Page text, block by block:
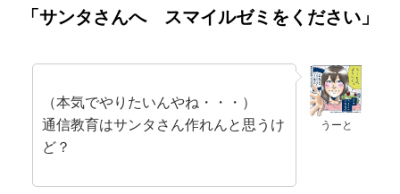
「サンタさんへ スマイルゼミをください」
うーと
（本気でやりたいんやね・・・）
通信教育はサンタさん作れんと思うけ
ど？